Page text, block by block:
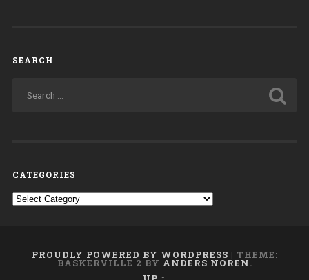
SEARCH
CATEGORIES
Categories
PROUDLY POWERED BY WORDPRESS | THEME:
BASKERVILLE 2 BY ANDERS NOREN.